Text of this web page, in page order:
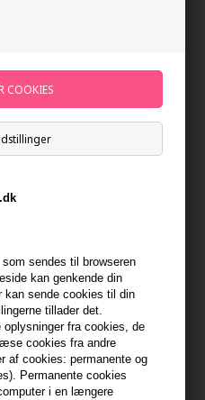
sendes til browseren
kan genkende din
kan sende cookies til din
tillader det.
fra cookies, de
cookies fra andre
af cookies: permanente og
Permanente cookies
i en længere
970ml
du køber denne vare -
399.1 DKK